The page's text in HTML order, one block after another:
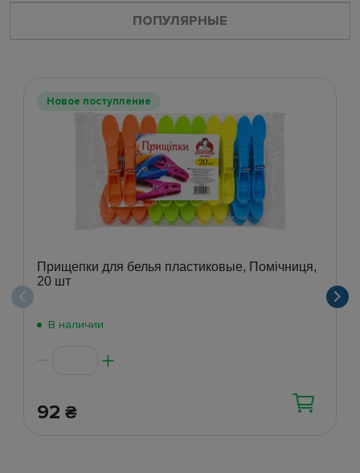
ПОПУЛЯРНЫЕ
Новое поступление
Прищепки для белья пластиковые, Помічниця,
20 шт
В наличии
92 ₴